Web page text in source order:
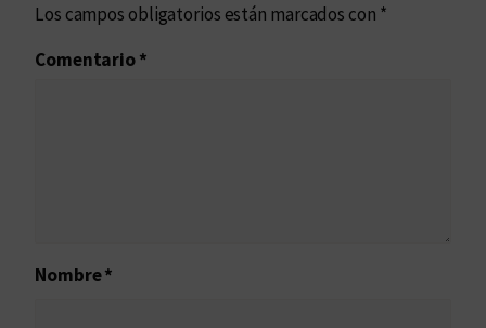
Los campos obligatorios están marcados con *
Comentario*
Nombre*